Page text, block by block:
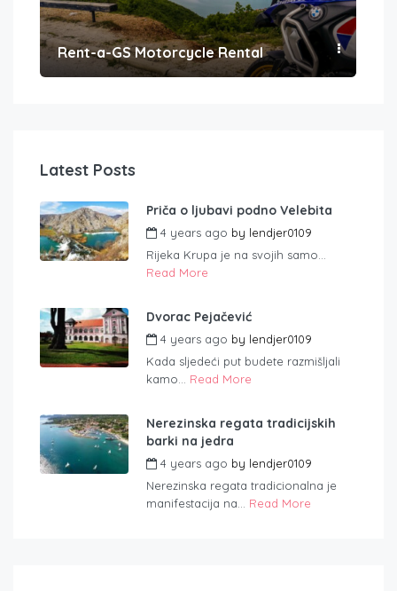
Rent-a-GS Motorcycle Rental
Latest Posts
Priča o ljubavi podno Velebita
4 years ago by lendjer0109
Rijeka Krupa je na svojih samo...
Read More
Dvorac Pejačević
4 years ago by lendjer0109
Kada sljedeći put budete razmišljali
kamo... Read More
Nerezinska regata tradicijskih
barki na jedra
4 years ago by lendjer0109
Nerezinska regata tradicionalna je
manifestacija na... Read More